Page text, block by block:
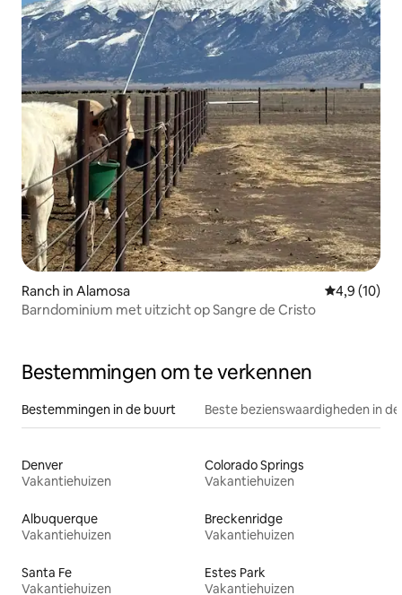
Ranch in Alamosa
4,9 (10)
Barndominium met uitzicht op Sangre de Cristo
Bestemmingen om te verkennen
Bestemmingen in de buurt Beste bezienswaardigheden in
Denver
Vakantiehuizen
Colorado Springs
Vakantiehuizen
Albuquerque
Vakantiehuizen
Breckenridge
Vakantiehuizen
Santa Fe
Vakantiehuizen
Estes Park
Vakantiehuizen